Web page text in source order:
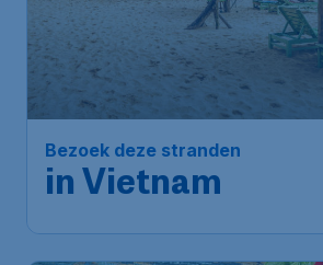
Bezoek deze stranden
in Vietnam